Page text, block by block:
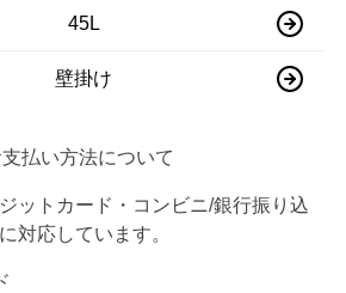
45L
壁掛け
払い方法について
ットカード・コンビニ/銀行振り込
対応しています。